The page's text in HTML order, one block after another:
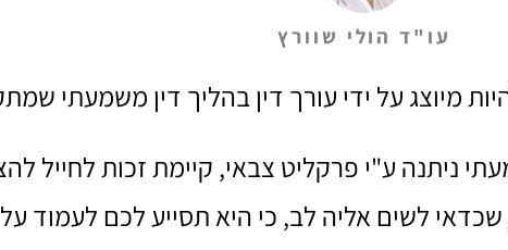
עו"ד הולי שוורץ
מיוצג על ידי עורך דין בהליך דין משמעתי
ניתנה ע"י פרקליט צבאי, קיימת זכות לחייל
לשים אליה לב, כי היא תסייע לכם לעמוד על